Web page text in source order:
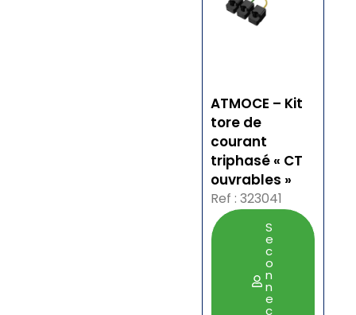
ATMOCE – Kit
tore de
courant
triphasé « CT
ouvrables »
Ref : 323041
S
e
c
o
n
n
e
c